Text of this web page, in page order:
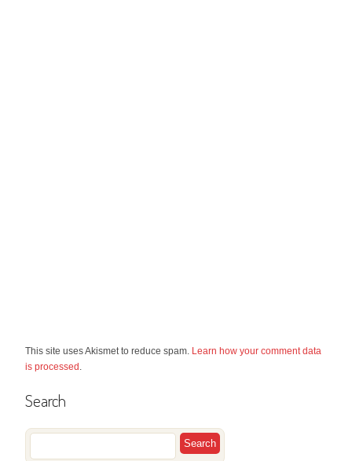
This site uses Akismet to reduce spam. Learn how your comment data
is processed .
Search